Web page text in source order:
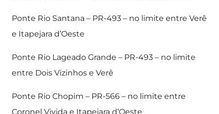
Ponte Rio Santana – PR-493 – no limite entre Verê
e Itapejara d’Oeste
Ponte Rio Lageado Grande – PR-493 – no limite
entre Dois Vizinhos e Verê
Ponte Rio Chopim – PR-566 – no limite entre
Coronel Vivida e Itapejara d’Oeste